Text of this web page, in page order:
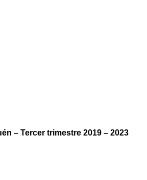
– Tercer trimestre 2019 – 2023